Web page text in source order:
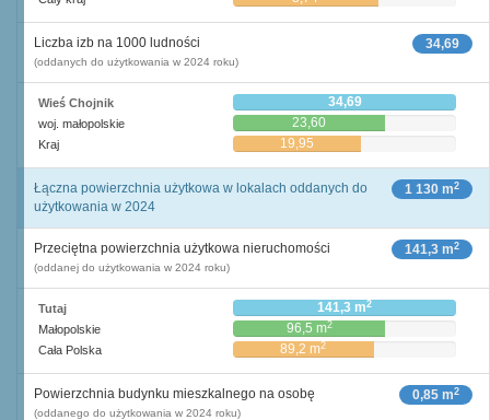
34,69
Liczba izb na 1000 ludności
(oddanych do użytkowania w 2024 roku)
Wieś Chojnik 34,69
woj. małopolskie 23,60
Kraj 19,95
1 130 m2
Łączna powierzchnia użytkowa w lokalach oddanych do
użytkowania w 2024
141,3 m2
Przeciętna powierzchnia użytkowa nieruchomości
(oddanej do użytkowania w 2024 roku)
Tutaj 141,3 m2
Małopolskie 96,5 m2
Cała Polska 89,2 m2
0,85 m2
Powierzchnia budynku mieszkalnego na osobę
(oddanego do użytkowania w 2024 roku)